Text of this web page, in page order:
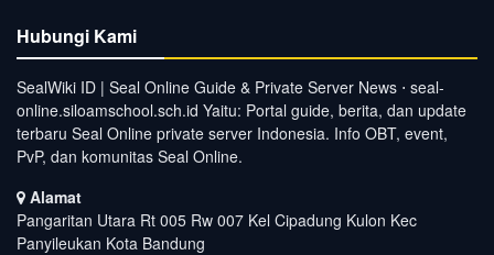
Hubungi Kami
SealWiki ID | Seal Online Guide & Private Server News ⋅ seal-
online.siloamschool.sch.id Yaitu: Portal guide, berita, dan update
terbaru Seal Online private server Indonesia. Info OBT, event,
PvP, dan komunitas Seal Online.
Alamat
Pangaritan Utara Rt 005 Rw 007 Kel Cipadung Kulon Kec
Panyileukan Kota Bandung